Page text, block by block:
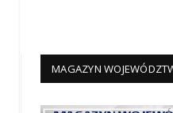
MAGAZYN